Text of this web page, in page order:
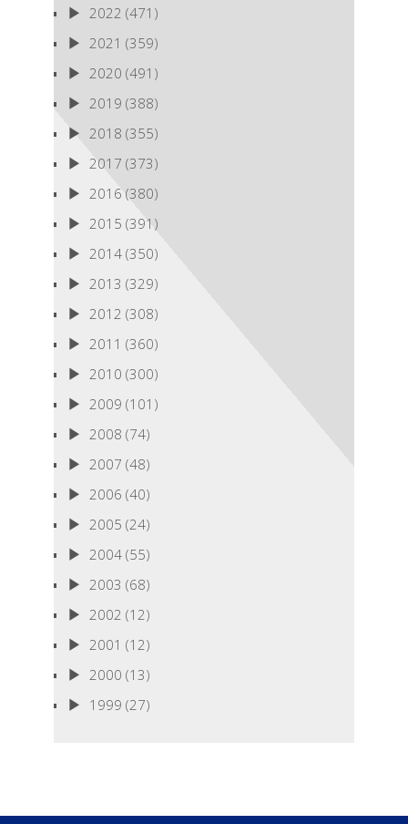
2022 (471)
2021 (359)
2020 (491)
2019 (388)
2018 (355)
2017 (373)
2016 (380)
2015 (391)
2014 (350)
2013 (329)
2012 (308)
2011 (360)
2010 (300)
2009 (101)
2008 (74)
2007 (48)
2006 (40)
2005 (24)
2004 (55)
2003 (68)
2002 (12)
2001 (12)
2000 (13)
1999 (27)